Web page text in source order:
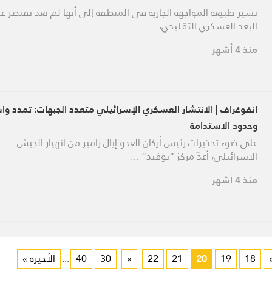
تشير طبيعة المواجهة الجارية في المنطقة إلى أنها لم تعد تقتصر
البعد العسكري التقليدي، …
منذ 4 أشهر
انفوغراف | الانتشار العسكري الإسرائيلي متعدد الجبهات: تمدد
وحدود الاستدامة
على ضوء تحذيرات رئيس أركان العدو إيال زامير من انهيار الجيش
الاسرائيلي، أعدّ مركز “يوفيد” …
منذ 4 أشهر
18
19
20
21
22
»
30
40
... الأخيرة »